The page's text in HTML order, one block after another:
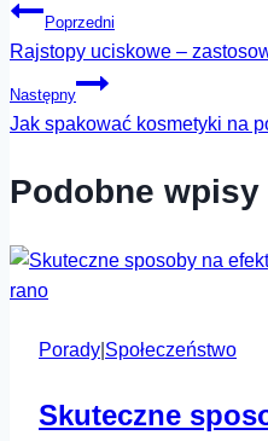
Nawigacja
wpisu
Poprzedni
Rajstopy uciskowe –
Następny
Jak spakować kosmetyki na
Podobne wpisy
Porady Społeczeństwo
Skuteczne